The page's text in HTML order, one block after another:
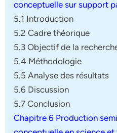
conceptuelle sur support
5.1 Introduction
5.2 Cadre théorique
5.3 Objectif de la
5.4 Méthodologie
5.5 Analyse des résultats
5.6 Discussion
5.7 Conclusion
Chapitre 6 Production